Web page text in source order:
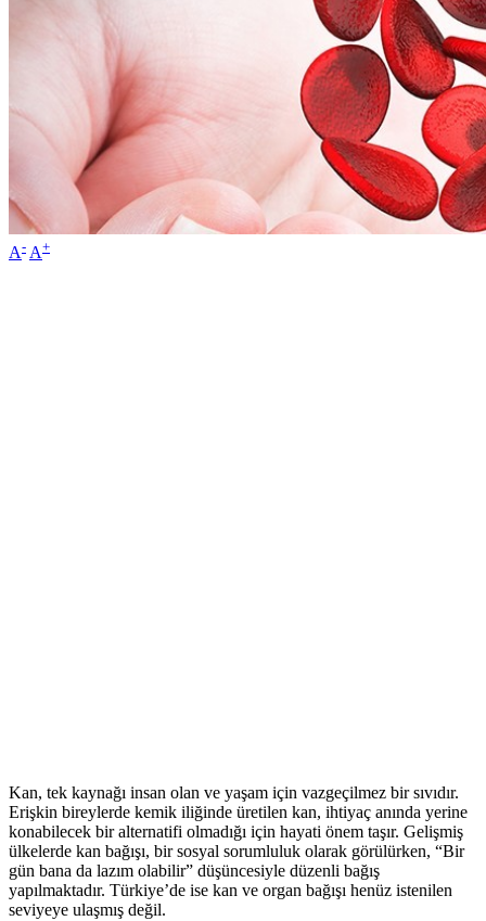
A- A+
Kan, tek kaynağı insan olan ve yaşam için vazgeçilmez bir sıvıdır.
Erişkin bireylerde kemik iliğinde üretilen kan, ihtiyaç anında yerine
konabilecek bir alternatifi olmadığı için hayati önem taşır. Gelişmiş
ülkelerde kan bağışı, bir sosyal sorumluluk olarak görülürken, “Bir
gün bana da lazım olabilir” düşüncesiyle düzenli bağış
yapılmaktadır. Türkiye’de ise kan ve organ bağışı henüz istenilen
seviyeye ulaşmış değil.